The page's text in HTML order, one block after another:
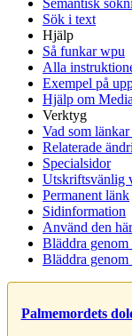
Semantisk
Sök i text
Hjälp
Så funkar wpu
Alla
Exempel på
Hjälp om
Verktyg
Vad som
Relaterade
Specialsidor
Utskriftsvänlig
Permanent länk
Sidinformation
Använd den
Bläddra genom
Bläddra genom
Palmemordets